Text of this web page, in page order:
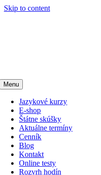
Skip to content
Menu
Jazykové kurzy
E-shop
Štátne skúšky
Aktuálne termíny
Cenník
Blog
Kontakt
Online testy
Rozvrh hodín